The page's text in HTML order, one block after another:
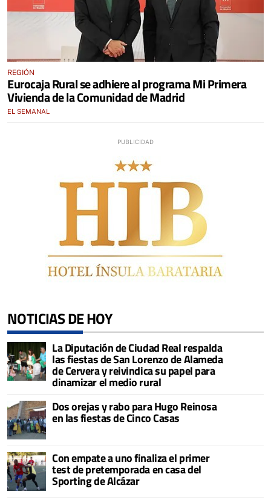
REGIÓN
Eurocaja Rural se adhiere al programa Mi Primera
Vivienda de la Comunidad de Madrid
EL SEMANAL
NOTICIAS DE HOY
La Diputación de Ciudad Real respalda
las fiestas de San Lorenzo de Alameda
de Cervera y reivindica su papel para
dinamizar el medio rural
Dos orejas y rabo para Hugo Reinosa
en las fiestas de Cinco Casas
Con empate a uno finaliza el primer
test de pretemporada en casa del
Sporting de Alcázar